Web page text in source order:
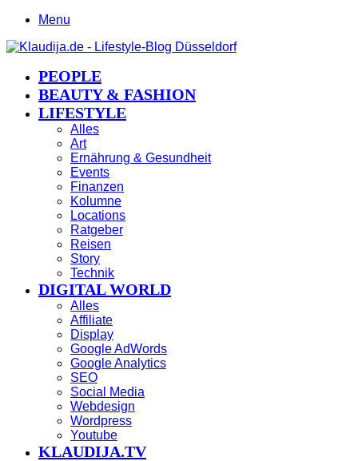
Menu
PEOPLE
BEAUTY & FASHION
LIFESTYLE
Alles
Art
Ernährung & Gesundheit
Events
Finanzen
Kolumne
Locations
Ratgeber
Reisen
Story
Technik
DIGITAL WORLD
Alles
Affiliate
Display
Google AdWords
Google Analytics
SEO
Social Media
Webdesign
Wordpress
Youtube
KLAUDIJA.TV